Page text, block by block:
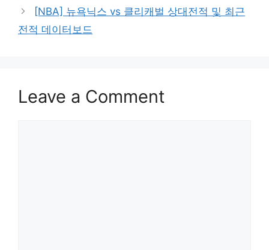
[NBA] 뉴욕닉스 vs 클리캐벌 상대전적 및 최근
전적 데이터보드
Leave a Comment